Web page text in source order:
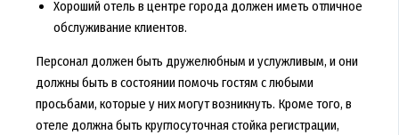
Хороший отель в центре города должен иметь отличное
обслуживание клиентов.
Персонал должен быть дружелюбным и услужливым, и они
должны быть в состоянии помочь гостям с любыми
просьбами, которые у них могут возникнуть. Кроме того, в
отеле должна быть круглосуточная стойка регистрации,